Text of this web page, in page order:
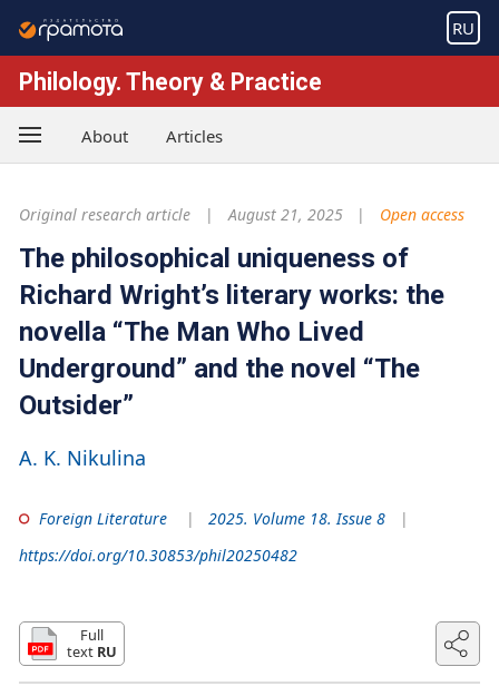
RU
Philology. Theory & Practice
About Articles
Original research article August 21, 2025 Open access
The philosophical uniqueness of
Richard Wright’s literary works: the
novella “The Man Who Lived
Underground” and the novel “The
Outsider”
A. K. Nikulina
Foreign Literature
2025. Volume 18. Issue 8
https://doi.org/10.30853/phil20250482
Full
text RU